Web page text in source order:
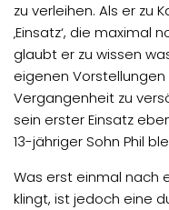
zu verleihen. Als er zu
‚Einsatz‘, die maximal
glaubt er zu wissen
eigenen
Vergangenheit zu
sein erster Einsatz
13-jähriger Sohn Phil
Was erst einmal nach
klingt, ist jedoch eine